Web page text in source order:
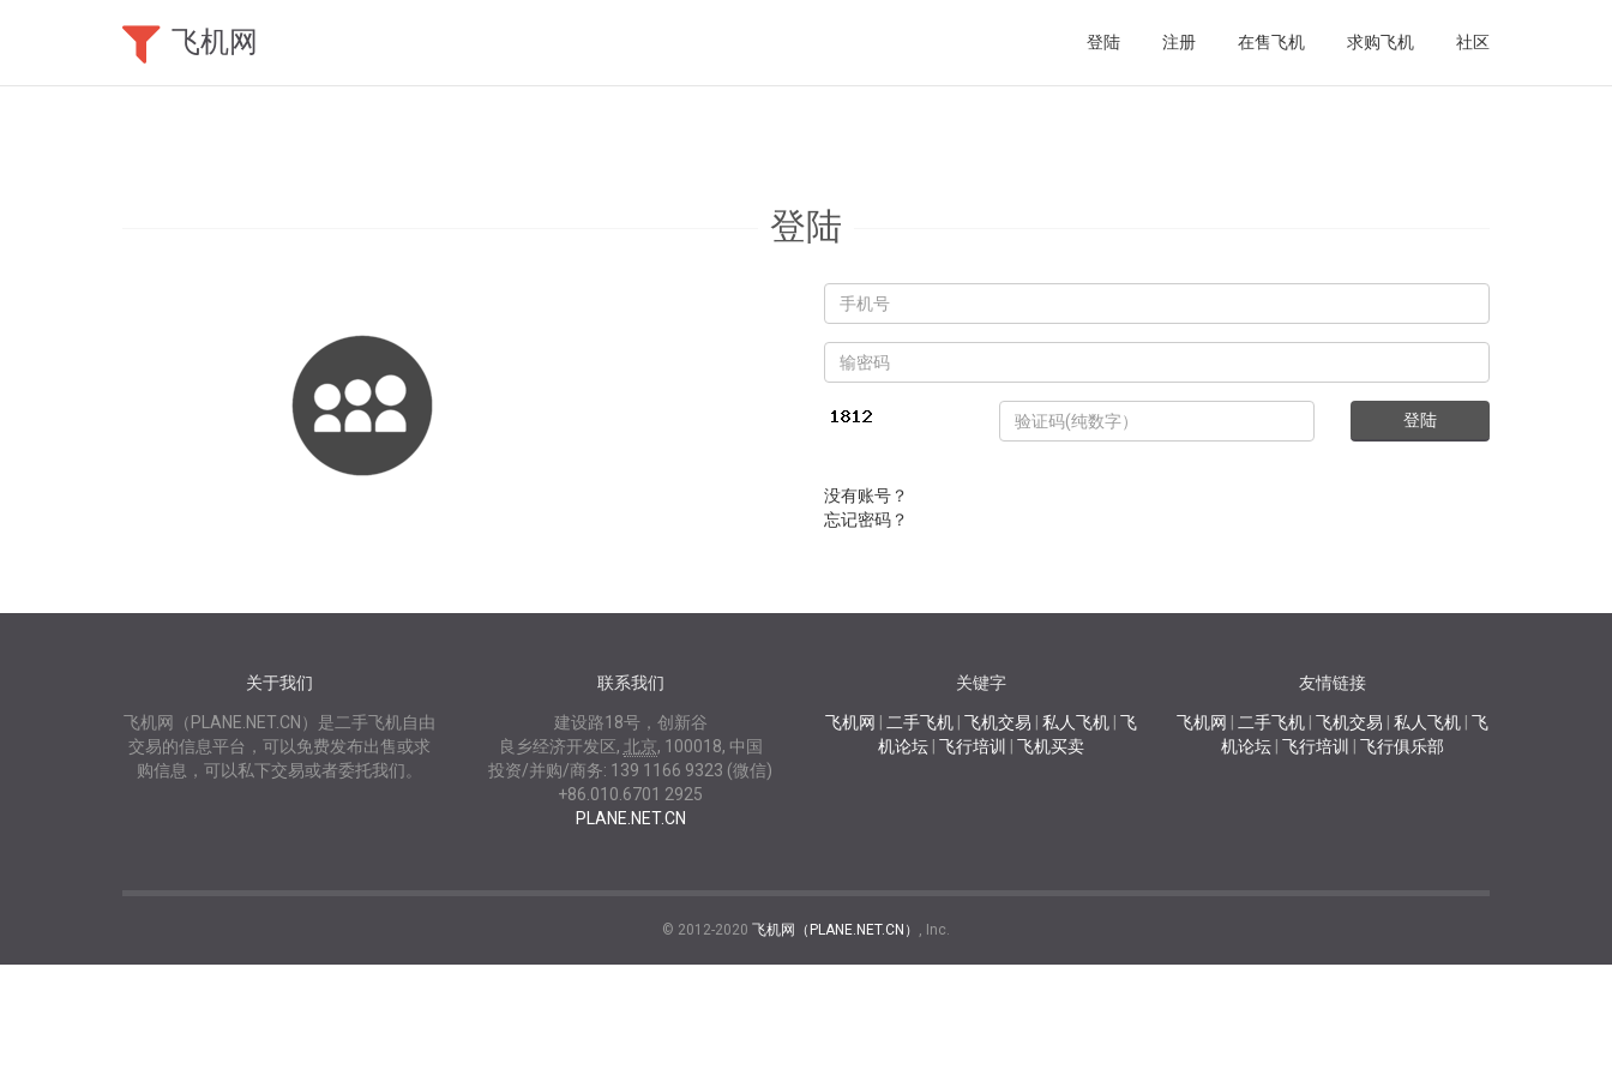
飞机网 登陆 注册 在售飞机 求购飞机 社区
登陆
机
号:
码:
没有账号？
忘记密码？
关于我们
飞机网（PLANE.NET.CN）是二手飞机自由
交易的信息平台，可以免费发布出售或求
购信息，可以私下交易或者委托我们。
联系我们
建设路18号，创新谷
良乡经济开发区, 北京, 100018, 中国
投资/并购/商务: 139 1166 9323 (微信)
+86.010.6701 2925
PLANE.NET.CN
关键字
飞机网 二手飞机 |飞机交易 |私人飞机 |飞
机论坛 |飞行培训 |飞机买卖
友情链接
飞机网 二手飞机| 飞机交易 私人飞机| 飞
机论坛| 飞行培训 飞行俱乐部
© 2012-2020 飞机网（PLANE.NET.CN） , Inc.